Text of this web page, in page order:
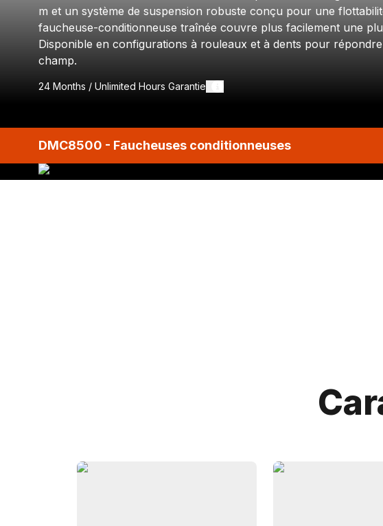
m et un système de suspension robuste conçu pour une
faucheuse-conditionneuse traînée couvre plus facilement une
Disponible en configurations à rouleaux et à dents pour
champ.
24 Months / Unlimited Hours Garantie
DMC8500 - Faucheuses conditionneuses